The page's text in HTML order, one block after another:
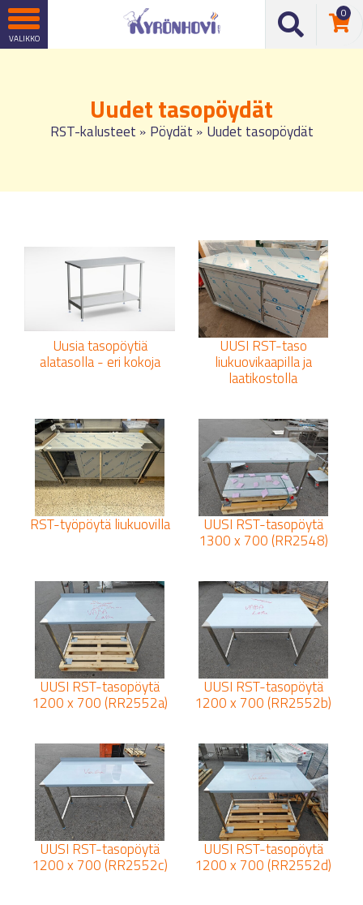
0
Uudet tasopöydät
RST-kalusteet » Pöydät » Uudet tasopöydät
Uusia tasopöytiä
alatasolla - eri kokoja
UUSI RST-taso
liukuovikaapilla ja
laatikostolla
RST-työpöytä liukuovilla UUSI RST-tasopöytä
1300 x 700 (RR2548)
UUSI RST-tasopöytä
1200 x 700 (RR2552a)
UUSI RST-tasopöytä
1200 x 700 (RR2552b)
UUSI RST-tasopöytä
1200 x 700 (RR2552c)
UUSI RST-tasopöytä
1200 x 700 (RR2552d)